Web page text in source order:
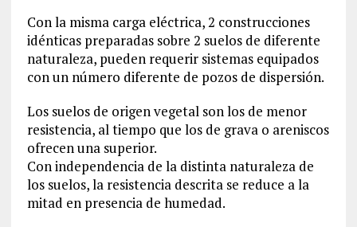
Con la misma carga eléctrica, 2 construcciones
idénticas preparadas sobre 2 suelos de diferente
naturaleza, pueden requerir sistemas equipados
con un número diferente de pozos de dispersión.
Los suelos de origen vegetal son los de menor
resistencia, al tiempo que los de grava o areniscos
ofrecen una superior.
Con independencia de la distinta naturaleza de
los suelos, la resistencia descrita se reduce a la
mitad en presencia de humedad.